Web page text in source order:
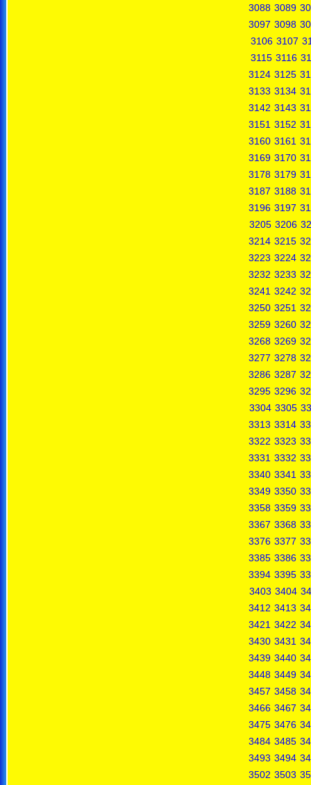
3088 3089
3097 3098
3106 3107
3115 3116
3124 3125
3133 3134
3142 3143
3151 3152
3160 3161
3169 3170
3178 3179
3187 3188
3196 3197
3205 3206
3214 3215
3223 3224
3232 3233
3241 3242
3250 3251
3259 3260
3268 3269
3277 3278
3286 3287
3295 3296
3304 3305
3313 3314
3322 3323
3331 3332
3340 3341
3349 3350
3358 3359
3367 3368
3376 3377
3385 3386
3394 3395
3403 3404
3412 3413
3421 3422
3430 3431
3439 3440
3448 3449
3457 3458
3466 3467
3475 3476
3484 3485
3493 3494
3502 3503